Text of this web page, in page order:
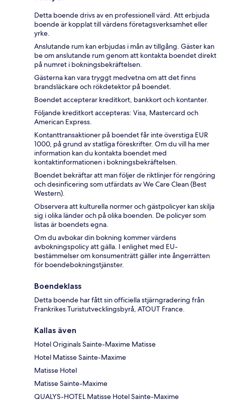
Detta boende drivs av en professionell värd. Att erbjuda
boende är kopplat till värdens företagsverksamhet eller
yrke.
Anslutande rum kan erbjudas i mån av tillgång. Gäster kan
be om anslutande rum genom att kontakta boendet direkt
på numret i bokningsbekräftelsen.
Gästerna kan vara tryggt medvetna om att det finns
brandsläckare och rökdetektor på boendet.
Boendet accepterar kreditkort, bankkort och kontanter.
Följande kreditkort accepteras: Visa, Mastercard och
American Express.
Kontanttransaktioner på boendet får inte överstiga EUR
1000, på grund av statliga föreskrifter. Om du vill ha mer
information kan du kontakta boendet med
kontaktinformationen i bokningsbekräftelsen.
Boendet bekräftar att man följer de riktlinjer för rengöring
och desinficering som utfärdats av We Care Clean (Best
Western).
Observera att kulturella normer och gästpolicyer kan skilja
sig i olika länder och på olika boenden. De policyer som
listas är boendets egna.
Om du avbokar din bokning kommer värdens
avbokningspolicy att gälla. I enlighet med EU-
bestämmelser om konsumenträtt gäller inte ångerrätten
för boendebokningstjänster.
Boendeklass
Detta boende har fått sin officiella stjärngradering från
Frankrikes Turistutvecklingsbyrå, ATOUT France.
Kallas även
Hotel Originals Sainte-Maxime Matisse
Hotel Matisse Sainte-Maxime
Matisse Hotel
Matisse Sainte-Maxime
QUALYS-HOTEL Matisse Hotel Sainte-Maxime